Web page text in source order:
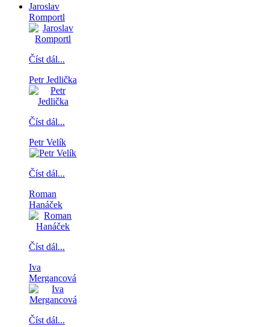
Jaroslav
Romportl
Číst dál...
Petr Jedlička
Číst dál...
Petr Velík
Číst dál...
Roman
Hanáček
Číst dál...
Iva
Mergancová
Číst dál...